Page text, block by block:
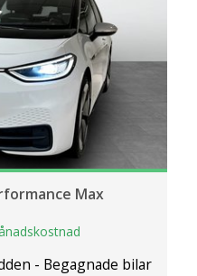
Max
- Begagnade bilar